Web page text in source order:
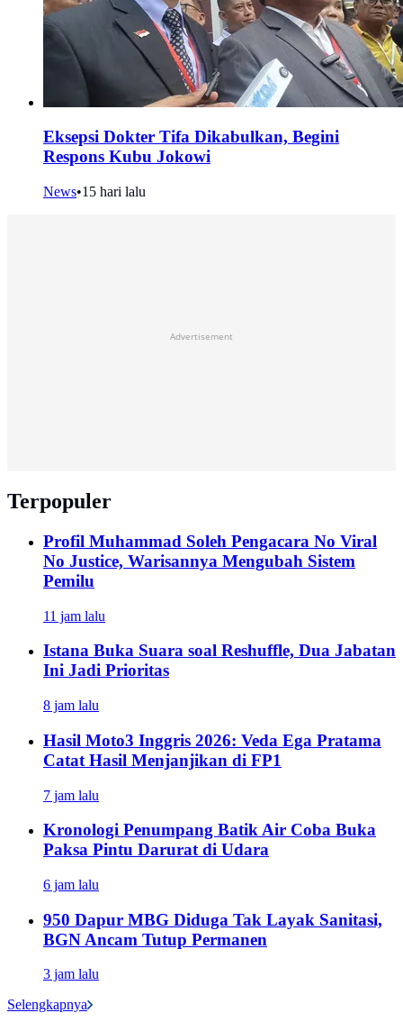
Eksepsi Dokter Tifa Dikabulkan, Begini
Respons Kubu Jokowi
News•15 hari lalu
Advertisement
Terpopuler
Profil Muhammad Soleh Pengacara No Viral
No Justice, Warisannya Mengubah Sistem
Pemilu
11 jam lalu
Istana Buka Suara soal Reshuffle, Dua Jabatan
Ini Jadi Prioritas
8 jam lalu
Hasil Moto3 Inggris 2026: Veda Ega Pratama
Catat Hasil Menjanjikan di FP1
7 jam lalu
Kronologi Penumpang Batik Air Coba Buka
Paksa Pintu Darurat di Udara
6 jam lalu
950 Dapur MBG Diduga Tak Layak Sanitasi,
BGN Ancam Tutup Permanen
3 jam lalu
Selengkapnya